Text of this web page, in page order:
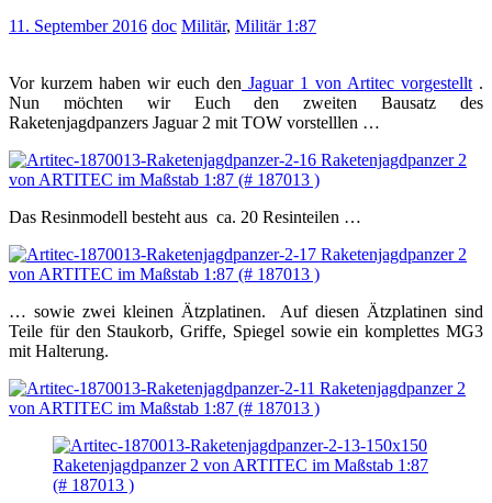
11. September 2016 doc Militär, Militär 1:87
Vor kurzem haben wir euch den Jaguar 1 von Artitec vorgestellt.
Nun möchten wir Euch den zweiten Bausatz des
Raketenjagdpanzers Jaguar 2 mit TOW vorstelllen …
Das Resinmodell besteht aus ca. 20 Resinteilen …
… sowie zwei kleinen Ätzplatinen. Auf diesen Ätzplatinen sind
Teile für den Staukorb, Griffe, Spiegel sowie ein komplettes MG3
mit Halterung.